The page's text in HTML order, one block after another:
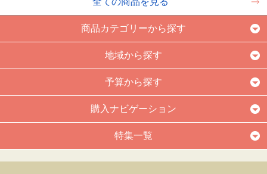
商品カテゴリーから探す
地域から探す
予算から探す
購入ナビゲーション
特集一覧